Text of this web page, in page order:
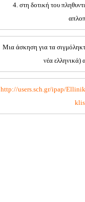
4. στη δοτική του
Μια άσκηση για τα
νέα ελληνικά)
http://users.sch.gr/ipap/